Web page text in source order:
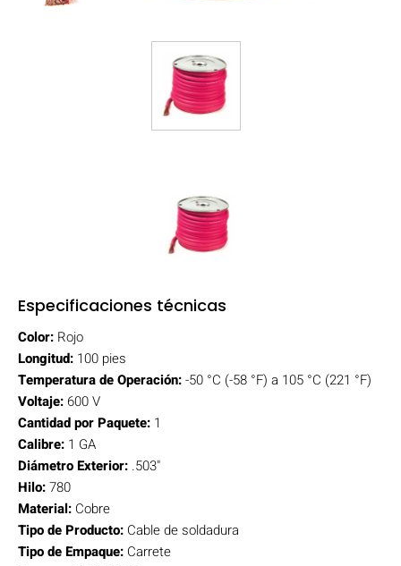
Especificaciones técnicas
Color: Rojo
Longitud: 100 pies
Temperatura de Operación:-50 °C (-58 °F) a 105 °C (221 °F)
Voltaje: 600 V
Cantidad por Paquete: 1
Calibre: 1 GA
Diámetro Exterior: .503"
Hilo:780
Material: Cobre
Tipo de Producto: Cable de soldadura
Tipo de Empaque: Carrete